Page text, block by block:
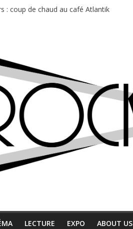
: coup de chaud au café Atlantik
de pop du Professeur Puth
LECTURE EXPO ABOUT US